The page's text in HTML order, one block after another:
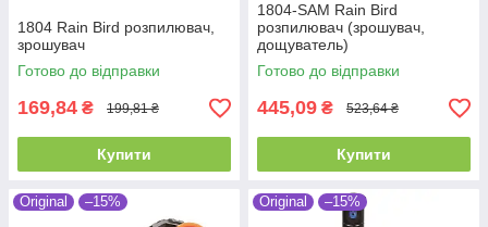
1804 Rain Bird розпилювач,
зрошувач
Готово до відправки
169,84 ₴ 199,81 ₴
Купити
1804-SAM Rain Bird
розпилювач (зрошувач,
дощуватель)
Готово до відправки
445,09 ₴ 523,64 ₴
Купити
Original –15% Original –15%